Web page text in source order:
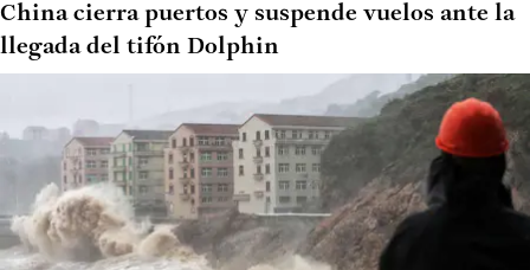
China cierra puertos y suspende vuelos ante la
llegada del tifón Dolphin